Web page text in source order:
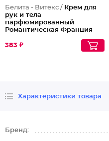
Белита - Витекс / Крем для
рук и тела
парфюмированный
Романтическая Франция
383 ₽
Характеристики товара
Бренд: